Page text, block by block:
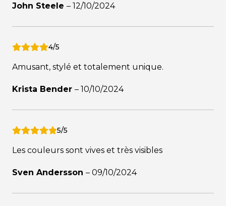
John Steele – 12/10/2024
4/5
Amusant, stylé et totalement unique.
Krista Bender – 10/10/2024
5/5
Les couleurs sont vives et très visibles
Sven Andersson – 09/10/2024